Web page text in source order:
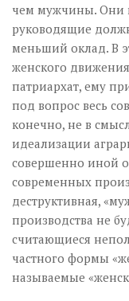
чем мужчины. Они
руководящие
меньший оклад. В
женского
патриархат, ему
под вопрос весь
конечно, не в
идеализации
совершенно иной
современных
деструктивная,
производства не
считающиеся
частного формы
называемые